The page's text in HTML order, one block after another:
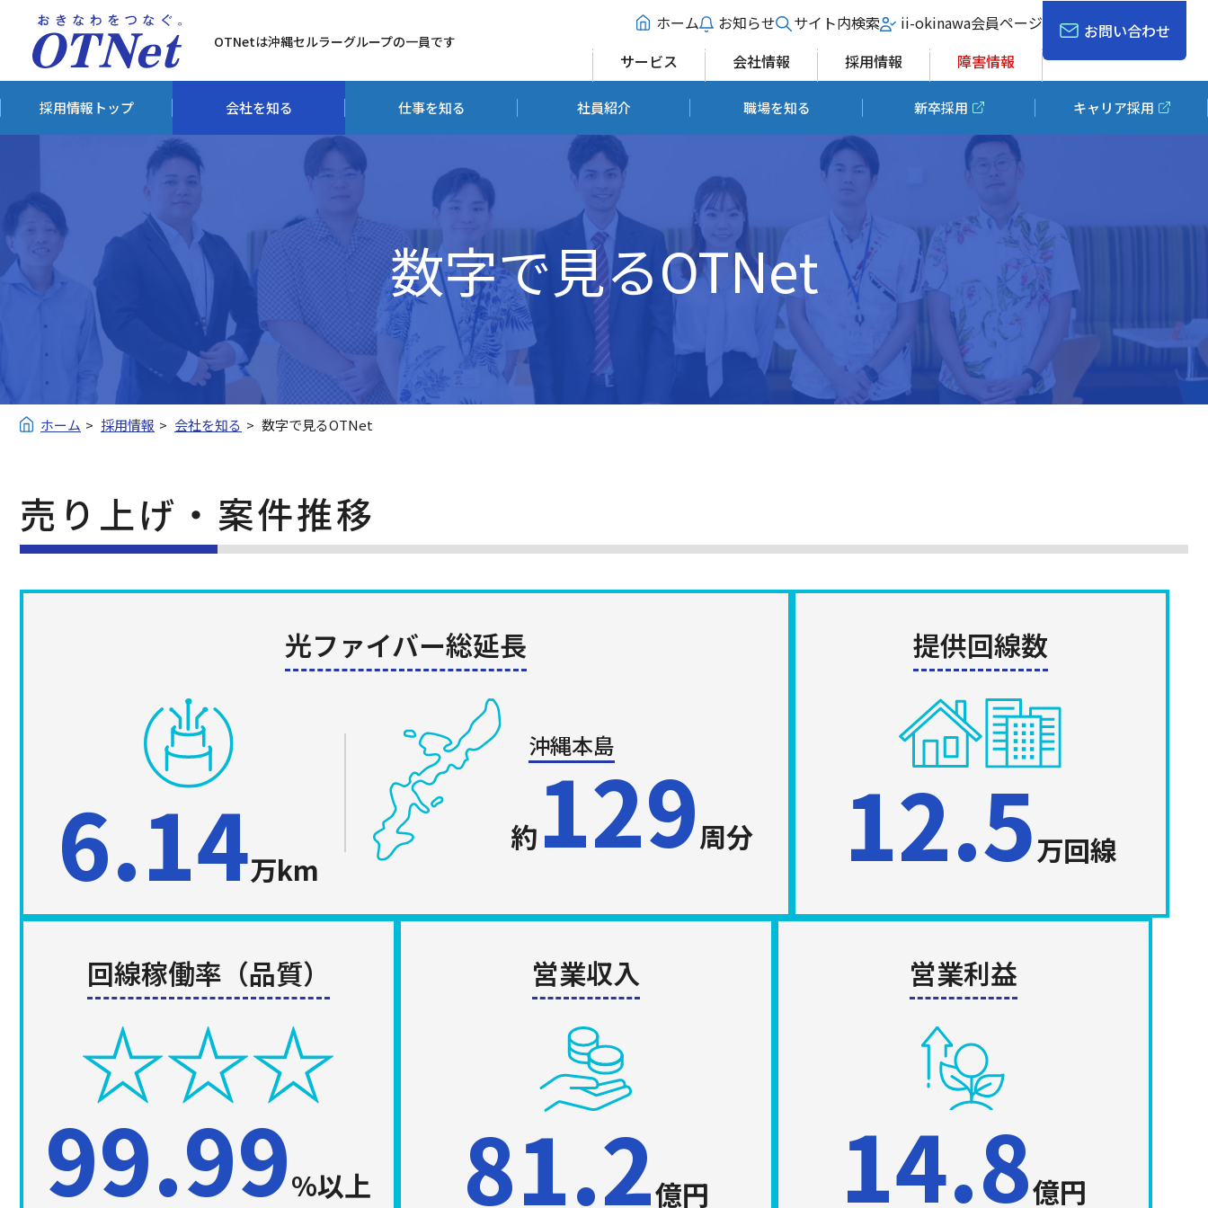
OTNetは沖縄セルラーグループの一員です
ホーム お知らせ サイト内検索
ii-okinawa会員ページ
サービス
会社情報 採用情報 障害情報
お問い合わせ
採用情報トップ 会社を知る 仕事を知る 社員紹介 職場を知る 新卒採用 キャリア採用
数字で見るOTNet
ホーム 採用情報 会社を知る 数字で見るOTNet
売り上げ・案件推移
光ファイバー総延長
6.14万km
沖縄本島
約129周分
提供回線数
12.5万回線
回線稼働率（品質）
99.99%以上
営業収入
81.2億円
営業利益
14.8億円